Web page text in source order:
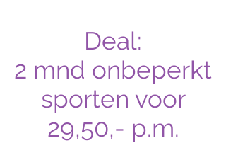
Deal:
2 mnd onbeperkt
sporten voor
29,50,- p.m.